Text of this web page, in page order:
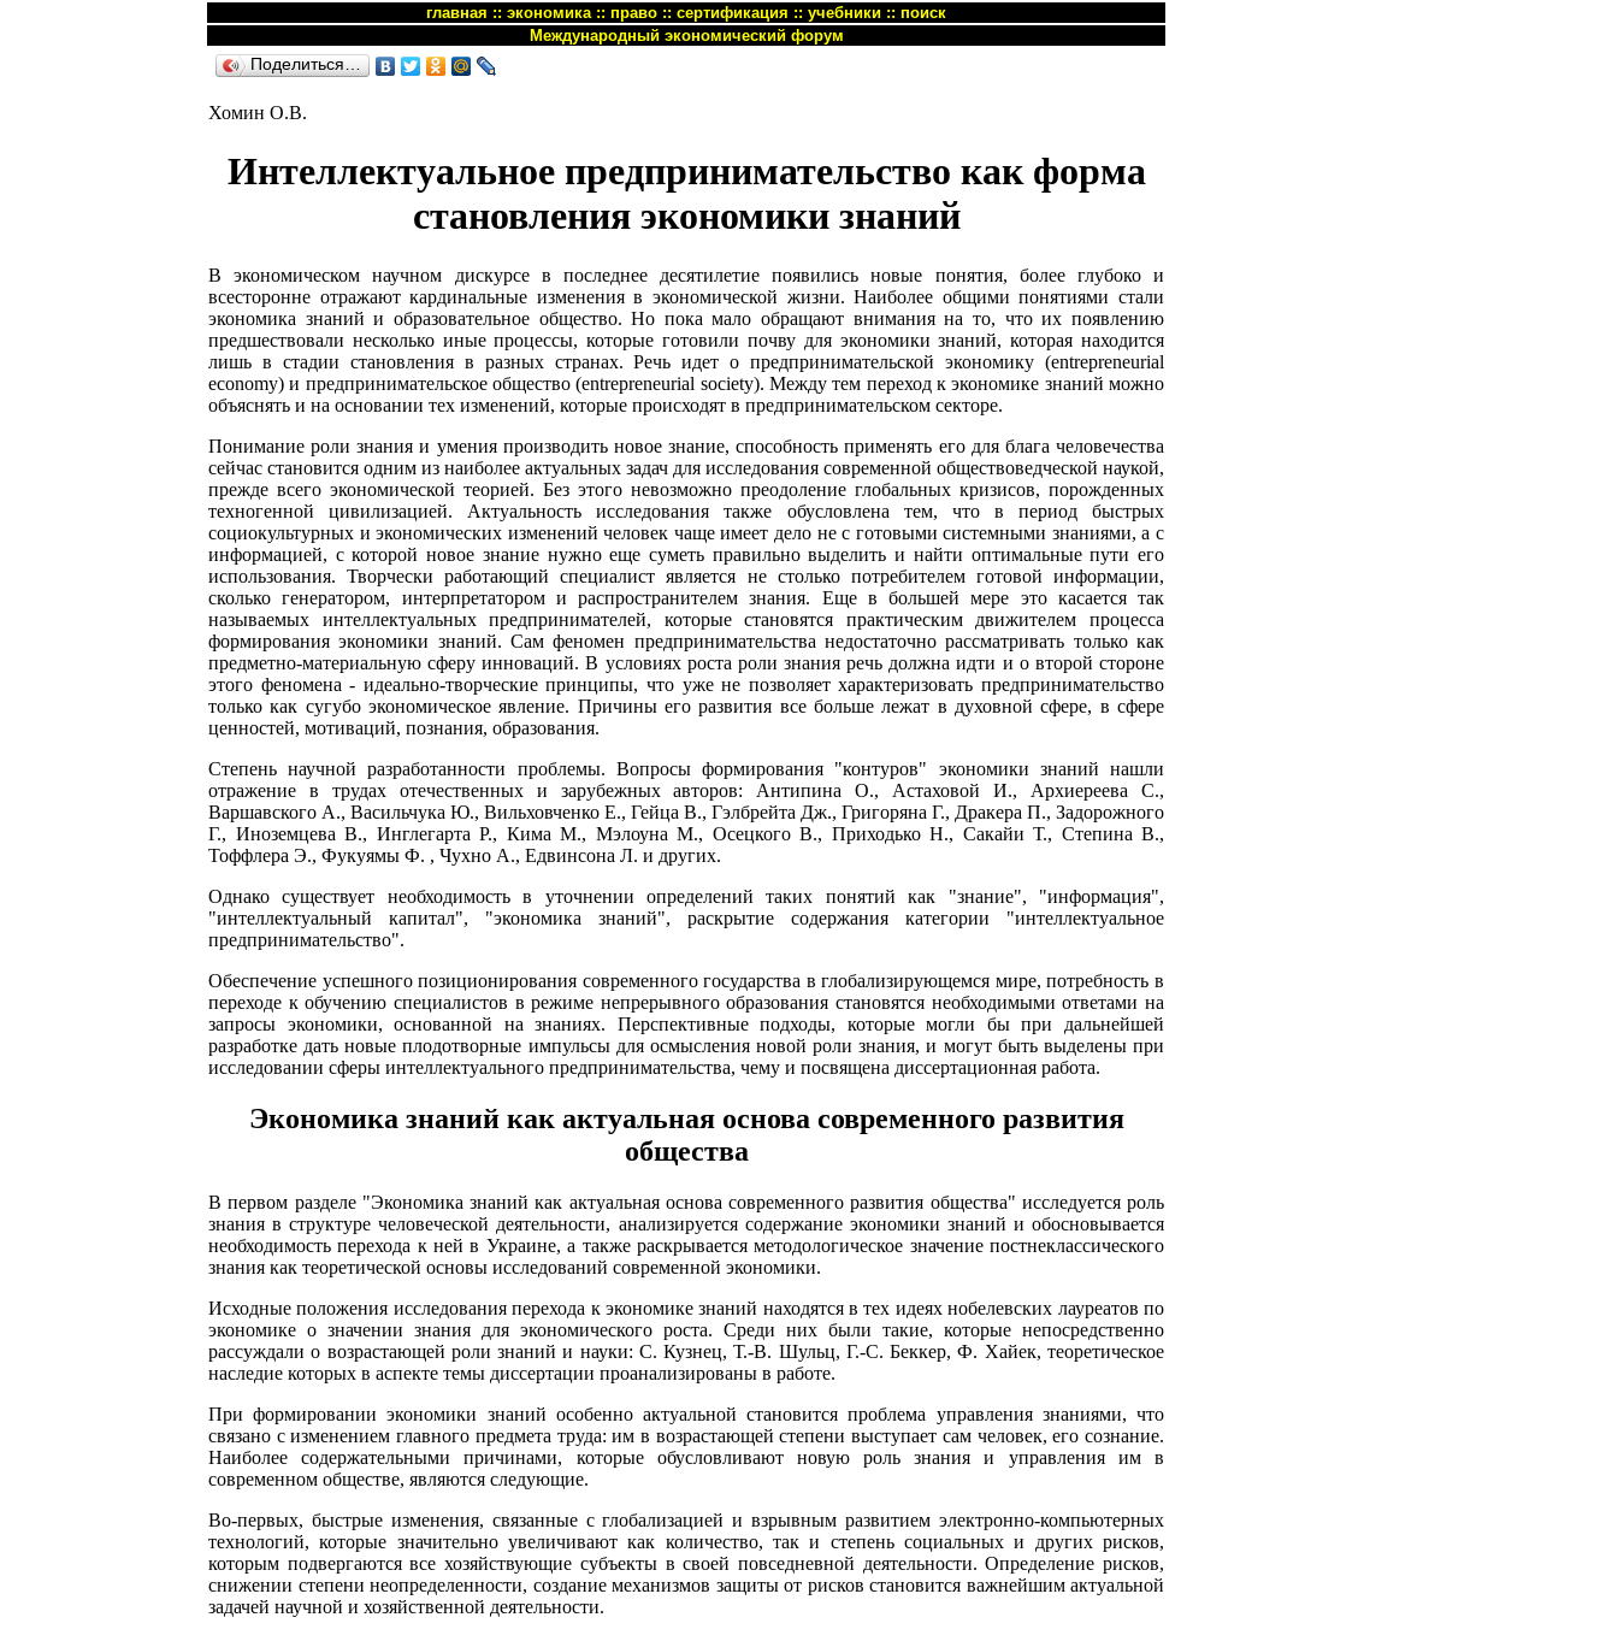
главная :: экономика:: право :: сертификация :: учебники :: поиск
Международный экономический форум
Поделиться…
Хомин О.В.
Интеллектуальное предпринимательство как форма
становления экономики знаний
В экономическом научном дискурсе в последнее десятилетие появились новые понятия, более глубоко и
всесторонне отражают кардинальные изменения в экономической жизни. Наиболее общими понятиями стали
экономика знаний и образовательное общество. Но пока мало обращают внимания на то, что их появлению
предшествовали несколько иные процессы, которые готовили почву для экономики знаний, которая находится
лишь в стадии становления в разных странах. Речь идет о предпринимательской экономику (entrepreneurial
economy) и предпринимательское общество (entrepreneurial society). Между тем переход к экономике знаний можно
объяснять и на основании тех изменений, которые происходят в предпринимательском секторе.
Понимание роли знания и умения производить новое знание, способность применять его для блага человечества
сейчас становится одним из наиболее актуальных задач для исследования современной обществоведческой наукой,
прежде всего экономической теорией. Без этого невозможно преодоление глобальных кризисов, порожденных
техногенной цивилизацией. Актуальность исследования также обусловлена тем, что в период быстрых
социокультурных и экономических изменений человек чаще имеет дело не с готовыми системными знаниями, а с
информацией, с которой новое знание нужно еще суметь правильно выделить и найти оптимальные пути его
использования. Творчески работающий специалист является не столько потребителем готовой информации,
сколько генератором, интерпретатором и распространителем знания. Еще в большей мере это касается так
называемых интеллектуальных предпринимателей, которые становятся практическим движителем процесса
формирования экономики знаний. Сам феномен предпринимательства недостаточно рассматривать только как
предметно-материальную сферу инноваций. В условиях роста роли знания речь должна идти и о второй стороне
этого феномена - идеально-творческие принципы, что уже не позволяет характеризовать предпринимательство
только как сугубо экономическое явление. Причины его развития все больше лежат в духовной сфере, в сфере
ценностей, мотиваций, познания, образования.
Степень научной разработанности проблемы. Вопросы формирования "контуров" экономики знаний нашли
отражение в трудах отечественных и зарубежных авторов: Антипина О., Астаховой И., Архиереева С.,
Варшавского А., Васильчука Ю., Вильховченко Е., Гейца В., Гэлбрейта Дж., Григоряна Г., Дракера П., Задорожного
Г., Иноземцева В., Инглегарта Р., Кима М., Мэлоуна М., Осецкого В., Приходько Н., Сакайи Т., Степина В.,
Тоффлера Э., Фукуямы Ф. , Чухно А., Едвинсона Л. и других.
Однако существует необходимость в уточнении определений таких понятий как "знание", "информация",
"интеллектуальный капитал", "экономика знаний", раскрытие содержания категории "интеллектуальное
предпринимательство".
Обеспечение успешного позиционирования современного государства в глобализирующемся мире, потребность в
переходе к обучению специалистов в режиме непрерывного образования становятся необходимыми ответами на
запросы экономики, основанной на знаниях. Перспективные подходы, которые могли бы при дальнейшей
разработке дать новые плодотворные импульсы для осмысления новой роли знания, и могут быть выделены при
исследовании сферы интеллектуального предпринимательства, чему и посвящена диссертационная работа.
Экономика знаний как актуальная основа современного развития
общества
В первом разделе "Экономика знаний как актуальная основа современного развития общества" исследуется роль
знания в структуре человеческой деятельности, анализируется содержание экономики знаний и обосновывается
необходимость перехода к ней в Украине, а также раскрывается методологическое значение постнеклассического
знания как теоретической основы исследований современной экономики.
Исходные положения исследования перехода к экономике знаний находятся в тех идеях нобелевских лауреатов по
экономике о значении знания для экономического роста. Среди них были такие, которые непосредственно
рассуждали о возрастающей роли знаний и науки: С. Кузнец, Т.-В. Шульц, Г.-С. Беккер, Ф. Хайек, теоретическое
наследие которых в аспекте темы диссертации проанализированы в работе.
При формировании экономики знаний особенно актуальной становится проблема управления знаниями, что
связано с изменением главного предмета труда: им в возрастающей степени выступает сам человек, его сознание.
Наиболее содержательными причинами, которые обусловливают новую роль знания и управления им в
современном обществе, являются следующие.
Во-первых, быстрые изменения, связанные с глобализацией и взрывным развитием электронно-компьютерных
технологий, которые значительно увеличивают как количество, так и степень социальных и других рисков,
которым подвергаются все хозяйствующие субъекты в своей повседневной деятельности. Определение рисков,
снижении степени неопределенности, создание механизмов защиты от рисков становится важнейшим актуальной
задачей научной и хозяйственной деятельности.